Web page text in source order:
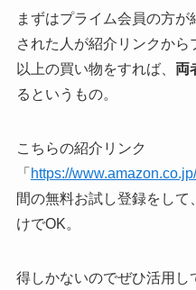
まずはプライム会員の方
された人が紹介リンクから
以上の買い物をすれば、 両
るというもの。
こちらの紹介リンク
「 https://
間の無料お試し登録をし
けでOK。
得しかないのでぜひ活用し